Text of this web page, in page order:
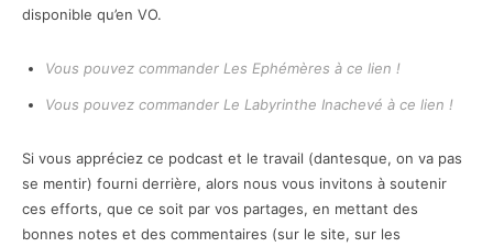
disponible qu’en VO.
Vous pouvez commander Les Ephémères à ce lien !
Vous pouvez commander Le Labyrinthe Inachevé à ce lien !
Si vous appréciez ce podcast et le travail (dantesque, on va pas
se mentir) fourni derrière, alors nous vous invitons à soutenir
ces efforts, que ce soit par vos partages, en mettant des
bonnes notes et des commentaires (sur le site, sur les